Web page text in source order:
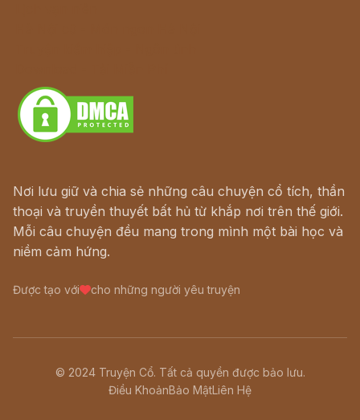
Nơi lưu giữ và chia sẻ những câu chuyện cổ tích, thần
thoại và truyền thuyết bất hủ từ khắp nơi trên thế giới.
Mỗi câu chuyện đều mang trong mình một bài học và
niềm cảm hứng.
Được tạo với cho những người yêu truyện
© 2024 Truyện Cổ. Tất cả quyền được bảo lưu.
Điều KhoảnBảo MậtLiên Hệ